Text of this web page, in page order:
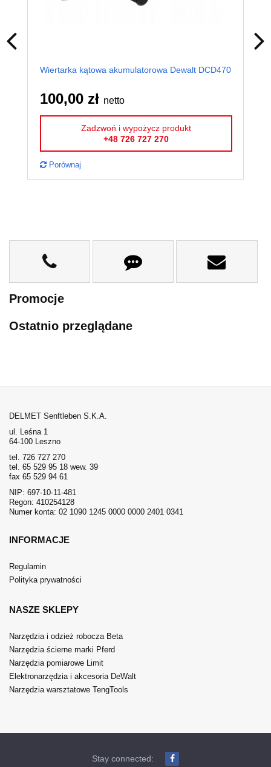
Wiertarka kątowa akumulatorowa Dewalt DCD470
100,00 zł netto
Zadzwoń i wypożycz produkt
+48 726 727 270
Porównaj
Promocje
Ostatnio przeglądane
DELMET Senftleben S.K.A.
ul. Leśna 1
64-100 Leszno
tel. 726 727 270
tel. 65 529 95 18 wew. 39
fax 65 529 94 61
NIP: 697-10-11-481
Regon: 410254128
Numer konta: 02 1090 1245 0000 0000 2401 0341
INFORMACJE
Regulamin
Polityka prywatności
NASZE SKLEPY
Narzędzia i odzież robocza Beta
Narzędzia ścierne marki Pferd
Narzędzia pomiarowe Limit
Elektronarzędzia i akcesoria DeWalt
Narzędzia warsztatowe TengTools
Stay connected: